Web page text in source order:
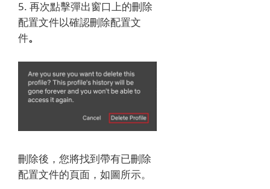
5. 再次點擊彈出窗口上的刪除
配置文件以確認刪除配置文
件。
刪除後，您將找到帶有已刪除
配置文件的頁面，如圖所示。